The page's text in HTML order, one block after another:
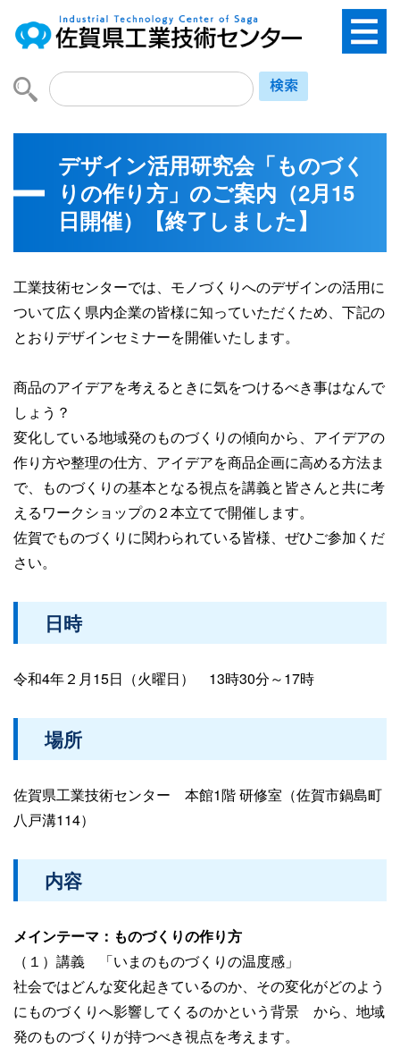
デザイン活用研究会「ものづく
りの作り方」のご案内（2月15
日開催）【終了しました】
工業技術センターでは、モノづくりへのデザインの活用に
ついて広く県内企業の皆様に知っていただくため、下記の
とおりデザインセミナーを開催いたします。
商品のアイデアを考えるときに気をつけるべき事はなんで
しょう？
変化している地域発のものづくりの傾向から、アイデアの
作り方や整理の仕方、アイデアを商品企画に高める方法ま
で、ものづくりの基本となる視点を講義と皆さんと共に考
えるワークショップの２本立てで開催します。
佐賀でものづくりに関わられている皆様、ぜひご参加くだ
さい。
日時
令和4年２月15日（火曜日） 13時30分～17時
場所
佐賀県工業技術センター 本館1階 研修室（佐賀市鍋島町
八戸溝114）
内容
メインテーマ：ものづくりの作り方
（１）講義 「いまのものづくりの温度感」
社会ではどんな変化起きているのか、その変化がどのよう
にものづくりへ影響してくるのかという背景 から、地域
発のものづくりが持つべき視点を考えます。